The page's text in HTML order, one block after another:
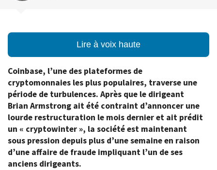
Lire à voix haute
Coinbase, l’une des plateformes de
cryptomonnaies les plus populaires, traverse une
période de turbulences. Après que le dirigeant
Brian Armstrong ait été contraint d’annoncer une
lourde restructuration le mois dernier et ait prédit
un « cryptowinter », la société est maintenant
sous pression depuis plus d’une semaine en raison
d’une affaire de fraude impliquant l’un de ses
anciens dirigeants.